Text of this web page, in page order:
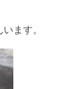
ます。